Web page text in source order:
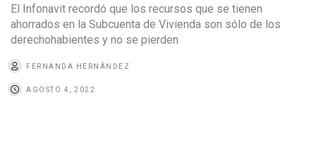
El Infonavit recordó que los recursos que se tienen
ahorrados en la Subcuenta de Vivienda son sólo de los
derechohabientes y no se pierden
FERNANDA HERNÁNDEZ
AGOSTO 4, 2022